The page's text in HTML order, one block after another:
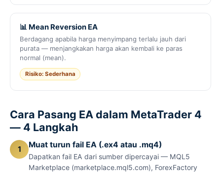
📊 Mean Reversion EA
Berdagang apabila harga menyimpang terlalu jauh dari
purata — menjangkakan harga akan kembali ke paras
normal (mean).
Risiko: Sederhana
Cara Pasang EA dalam MetaTrader 4
— 4 Langkah
1 Muat turun fail EA (.ex4 atau .mq4)
Dapatkan fail EA dari sumber dipercayai — MQL5
Marketplace (marketplace.mql5.com), ForexFactory